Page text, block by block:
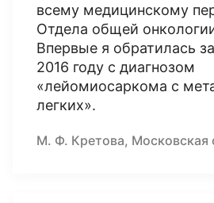
всему медицинскому
Отдела общей
Впервые я обратилась
2016 году с диагнозом
«лейомиосаркома с
легких».
М. Ф. Кретова, Московская